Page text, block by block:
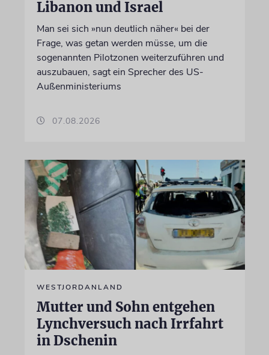
Libanon und Israel
Man sei sich »nun deutlich näher« bei der
Frage, was getan werden müsse, um die
sogenannten Pilotzonen weiterzuführen und
auszubauen, sagt ein Sprecher des US-
Außenministeriums
07.08.2026
WESTJORDANLAND
Mutter und Sohn entgehen
Lynchversuch nach Irrfahrt
in Dschenin